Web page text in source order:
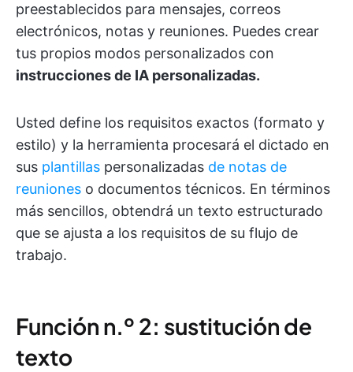
preestablecidos para mensajes, correos
electrónicos, notas y reuniones. Puedes crear
tus propios modos personalizados con
instrucciones de IA personalizadas.
Usted define los requisitos exactos (formato y
estilo) y la herramienta procesará el dictado en
sus plantillas personalizadas de notas de
reuniones o documentos técnicos. En términos
más sencillos, obtendrá un texto estructurado
que se ajusta a los requisitos de su flujo de
trabajo.
Función n.º 2: sustitución de
texto